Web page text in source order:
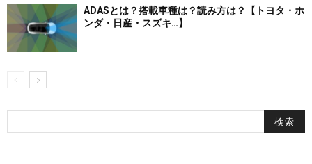
ADASとは？搭載車種は？読み方は？【トヨタ・ホ
ンダ・日産・スズキ…】